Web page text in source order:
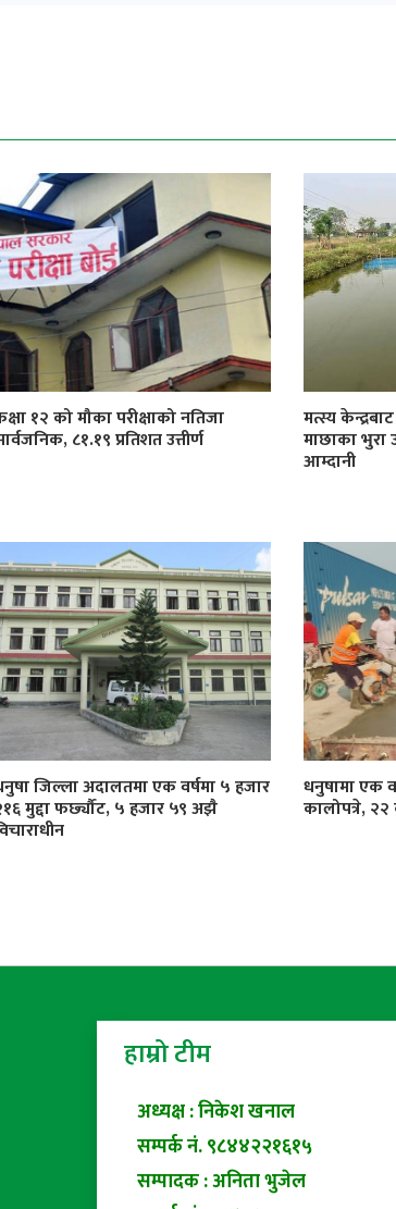
१२ को मौका परीक्षाको नतिजा
८१.१९ प्रतिशत उत्तीर्ण
मत्स्य
माछाका भुरा
आम्दानी
जिल्ला अदालतमा एक वर्षमा ५ हजार
मुद्दा फर्छ्यौट, ५ हजार ५९ अझै
धनुषामा एक
कालोपत्रे, २२
हाम्रो टीम
अध्यक्ष : निकेश खनाल
सम्पर्क नं. ९८४४२२१६१५
सम्पादक : अनिता भुजेल